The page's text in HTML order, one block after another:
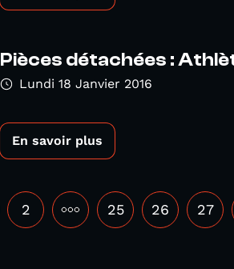
Pièces détachées :
Lundi 18 Janvier 2016
En savoir plus
2 ••• 25 26 27